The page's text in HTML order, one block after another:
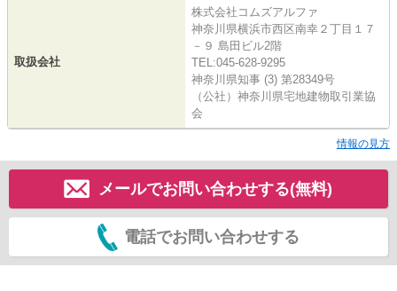
取扱会社
株式会社コムズアルファ
神奈川県横浜市西区南幸２丁目１７
－９ 島田ビル2階
TEL:045-628-9295
神奈川県知事 (3) 第28349号
（公社）神奈川県宅地建物取引業協
会
情報の見方
メールでお問い合わせする(無料)
電話でお問い合わせする